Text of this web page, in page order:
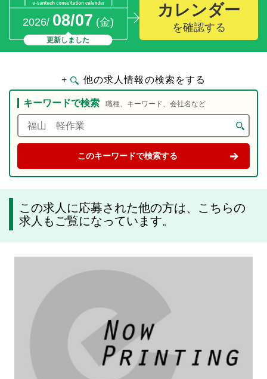
2026/ 08/07 (金)
更新しました
カレンダー
を確認する
+ 他の求人情報の検索をする
キーワードで検索 職種、キーワード、会社名など
この求人に応募された他の方は、こちらの
求人もご覧になっています。